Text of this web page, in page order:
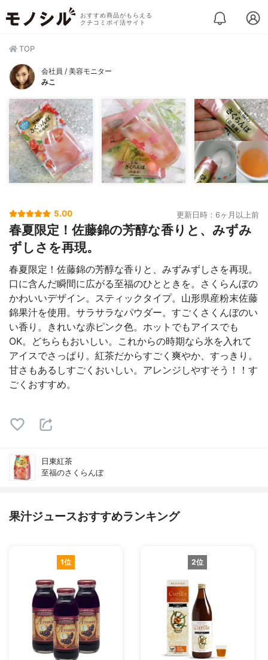
おすすめ商品がもらえる
クチコミポイ活サイト
TOP
会社員 / 美容モニター
みこ
5.00 更新日時：6ヶ月以上前
春夏限定！佐藤錦の芳醇な香りと、みずみ
ずしさを再現。
春夏限定！佐藤錦の芳醇な香りと、みずみずしさを再現。
口に含んだ瞬間に広がる至福のひとときを。さくらんぼの
かわいいデザイン。スティックタイプ。山形県産粉末佐藤
錦果汁を使用。サラサラなパウダー。すごくさくんぼのい
い香り。きれいな赤ピンク色。ホットでもアイスでも
OK。どちらもおいしい。これからの時期なら氷を入れて
アイスでさっぱり。紅茶だからすごく爽やか、すっきり。
甘さもあるしすごくおいしい。アレンジしやすそう！！す
ごくおすすめ。
日東紅茶
至福のさくらんぼ
果汁ジュースおすすめランキング
1位 2位